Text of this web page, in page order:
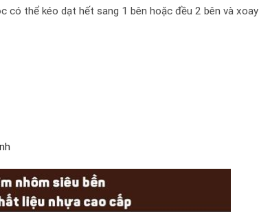
có thể kéo dạt hết sang 1 bên hoặc đều 2 bên và xoay